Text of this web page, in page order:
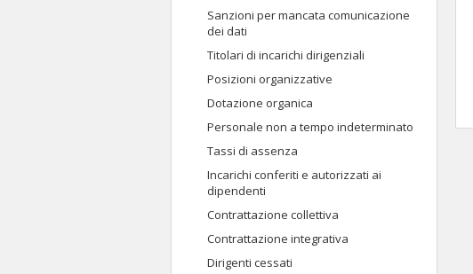
Sanzioni per mancata comunicazione
dei dati
Titolari di incarichi dirigenziali
Posizioni organizzative
Dotazione organica
Personale non a tempo indeterminato
Tassi di assenza
Incarichi conferiti e autorizzati ai
dipendenti
Contrattazione collettiva
Contrattazione integrativa
Dirigenti cessati